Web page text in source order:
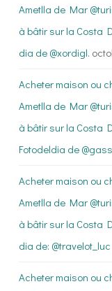
Ametlla de Mar
à bâtir sur la Costa
dia de @xordigl.
Acheter maison ou
Ametlla de Mar
à bâtir sur la Costa
Fotodeldia de
Acheter maison ou
Ametlla de Mar
à bâtir sur la Costa
dia de: @travelot_luc
Acheter maison ou